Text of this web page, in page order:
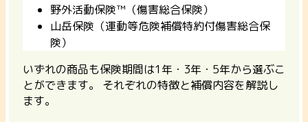
野外活動保険™（傷害総合保険）
山岳保険（運動等危険補償特約付傷害総合保
険）
いずれの商品も保険期間は1年・3年・5年から選ぶこ
とができます。 それぞれの特徴と補償内容を解説し
ます。